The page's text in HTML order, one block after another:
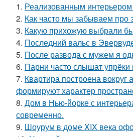
1. Реализованным
2. Как часто мы забываем про
3. Какую прихожую выбрали
4. Последний вальс в
5. После развода с мужем я
6. Парни часто слышат упрёки
7. Квартира построена
формируют характер
8. Дом в Нью-йорке с
современно.
9. Шоурум в доме XIX века